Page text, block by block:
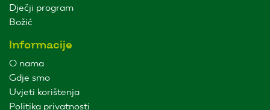
Dječji program
Božić
Informacije
O nama
Gdje smo
Uvjeti korištenja
Politika privatnosti